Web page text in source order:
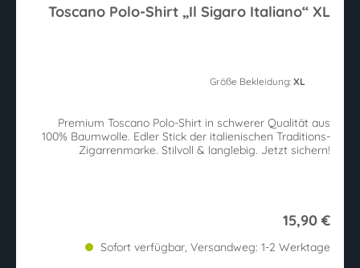
Toscano Polo-Shirt „Il Sigaro Italiano“ XL
Größe Bekleidung:XL
Premium Toscano Polo-Shirt in schwerer Qualität aus
100% Baumwolle. Edler Stick der italienischen Traditions-
Zigarrenmarke. Stilvoll & langlebig. Jetzt sichern!
15,90 €
Sofort verfügbar, Versandweg: 1-2 Werktage